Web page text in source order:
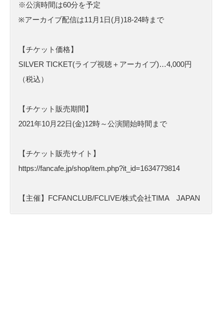
※公演時間は60分を予定
※アーカイブ配信は11月1日(月)18-24時まで
【チケット価格】
SILVER TICKET(ライブ視聴＋アーカイブ)…4,000円
（税込）
【チケット販売期間】
2021年10月22日(金)12時～公演開始時間まで
【チケット販売サイト】
https://fancafe.jp/shop/item.php?it_id=1634779814
【主催】FCFANCLUB/FCLIVE/株式会社TIMA JAPAN